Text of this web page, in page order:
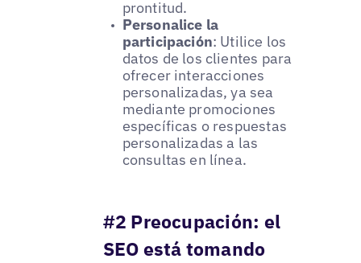
prontitud.
Personalice la
participación: Utilice los
datos de los clientes para
ofrecer interacciones
personalizadas, ya sea
mediante promociones
específicas o respuestas
personalizadas a las
consultas en línea.
#2 Preocupación: el
SEO está tomando